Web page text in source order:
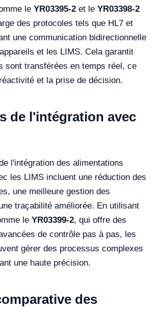
le YR03395-2 et le YR03398-2
des protocoles tels que HL7 et
une communication bidirectionnelle
et les LIMS. Cela garantit
sont transférées en temps réel, ce
et la prise de décision.
de l'intégration avec
l'intégration des alimentations
les LIMS incluent une réduction des
une meilleure gestion des
traçabilité améliorée. En utilisant
le YR03399-2, qui offre des
de contrôle pas à pas, les
gérer des processus complexes
une haute précision.
des